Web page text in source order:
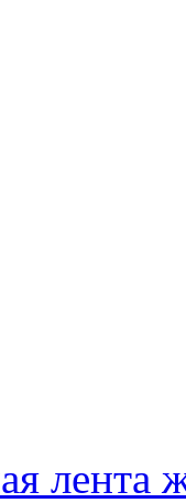
лента